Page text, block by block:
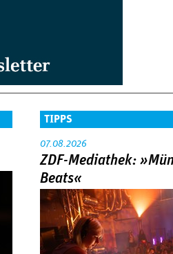
TIPPS
07.08.2026
ZDF-Mediathek:
Beats«